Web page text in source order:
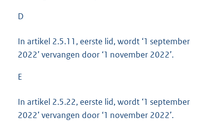
D
In artikel 2.5.11, eerste lid, wordt ‘1 september
2022’ vervangen door ‘1 november 2022’.
E
In artikel 2.5.22, eerste lid, wordt ‘1 september
2022’ vervangen door ‘1 november 2022’.